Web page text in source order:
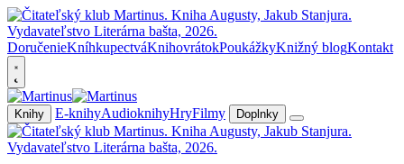
DoručenieKníhkupectváKnihovrátokPoukážkyKnižný blogKontakt
Knihy E-knihyAudioknihyHryFilmy Doplnky